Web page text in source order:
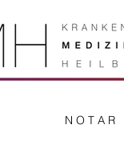
N O T A R